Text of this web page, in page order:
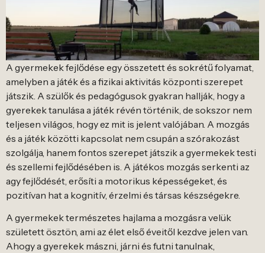
A gyermekek fejlődése egy összetett és sokrétű folyamat,
amelyben a játék és a fizikai aktivitás központi szerepet
játszik. A szülők és pedagógusok gyakran hallják, hogy a
gyerekek tanulása a játék révén történik, de sokszor nem
teljesen világos, hogy ez mit is jelent valójában. A mozgás
és a játék közötti kapcsolat nem csupán a szórakozást
szolgálja, hanem fontos szerepet játszik a gyermekek testi
és szellemi fejlődésében is. A játékos mozgás serkenti az
agy fejlődését, erősíti a motorikus képességeket, és
pozitívan hat a kognitív, érzelmi és társas készségekre.
A gyermekek természetes hajlama a mozgásra velük
született ösztön, ami az élet első éveitől kezdve jelen van.
Ahogy a gyerekek mászni, járni és futni tanulnak,